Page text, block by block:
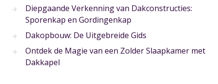
Diepgaande Verkenning van Dakconstructies:
Sporenkap en Gordingenkap
Dakopbouw: De Uitgebreide Gids
Ontdek de Magie van een Zolder Slaapkamer met
Dakkapel